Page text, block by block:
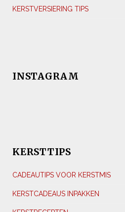
KERSTVERSIERING TIPS
INSTAGRAM
KERSTTIPS
CADEAUTIPS VOOR KERSTMIS
KERSTCADEAUS INPAKKEN